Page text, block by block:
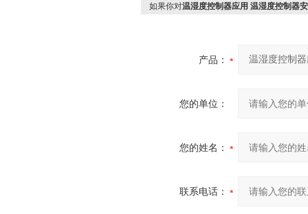
如果你对温湿度控制器应用 温湿度控制器
产品：
您的单位：
您的姓名：
联系电话：